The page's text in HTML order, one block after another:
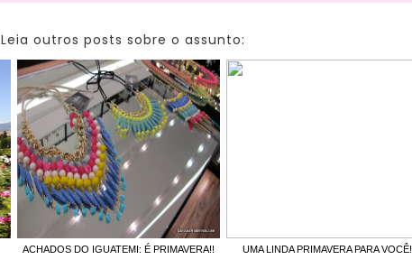
Leia outros posts sobre o assunto:
ACHADOS DO IGUATEMI: É PRIMAVERA!! UMA LINDA PRIMAVERA PARA VOCÊ!